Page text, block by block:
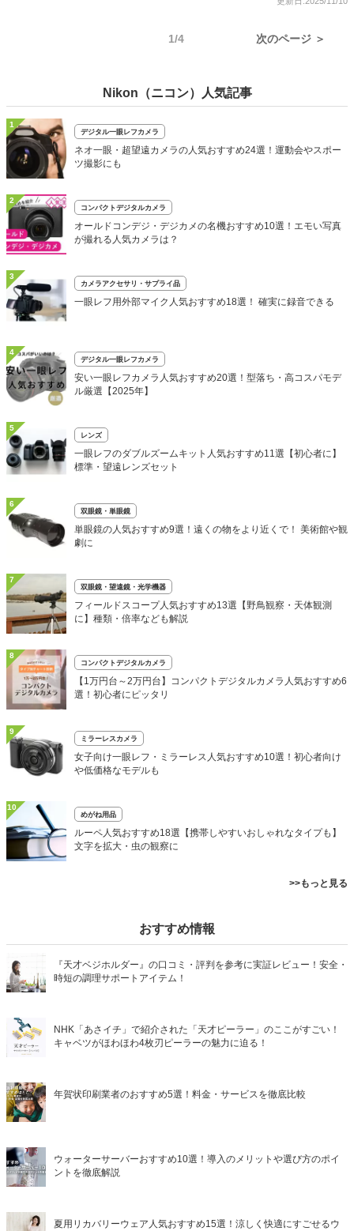
1/4 次のページ ＞
Nikon（ニコン）人気記事
1
デジタル一眼レフカメラ
ネオ一眼・超望遠カメラの人気おすすめ24選！運動会やスポー
ツ撮影にも
2
コンパクトデジタルカメラ
オールドコンデジ・デジカメの名機おすすめ10選！エモい写真
が撮れる人気カメラは？
3
カメラアクセサリ・サプライ品
一眼レフ用外部マイク人気おすすめ18選！ 確実に録音できる
4
デジタル一眼レフカメラ
安い一眼レフカメラ人気おすすめ20選！型落ち・高コスパモデ
ル厳選【2025年】
5
レンズ
一眼レフのダブルズームキット人気おすすめ11選【初心者に】
標準・望遠レンズセット
6
双眼鏡・単眼鏡
単眼鏡の人気おすすめ9選！遠くの物をより近くで！ 美術館や観
劇に
7
双眼鏡・望遠鏡・光学機器
フィールドスコープ人気おすすめ13選【野鳥観察・天体観測
に】種類・倍率なども解説
8
コンパクトデジタルカメラ
【1万円台～2万円台】コンパクトデジタルカメラ人気おすすめ6
選！初心者にピッタリ
9
ミラーレスカメラ
女子向け一眼レフ・ミラーレス人気おすすめ10選！初心者向け
や低価格なモデルも
10
めがね用品
ルーペ人気おすすめ18選【携帯しやすいおしゃれなタイプも】
文字を拡大・虫の観察に
>>もっと見る
おすすめ情報
『天才ベジホルダー』の口コミ・評判を参考に実証レビュー！安全・
時短の調理サポートアイテム！
NHK「あさイチ」で紹介された「天才ピーラー」のここがすごい！
キャベツがほわほわ4枚刃ピーラーの魅力に迫る！
年賀状印刷業者のおすすめ5選！料金・サービスを徹底比較
ウォーターサーバーおすすめ10選！導入のメリットや選び方のポイ
ントを徹底解説
夏用リカバリーウェア人気おすすめ15選！涼しく快適にすごせるウ